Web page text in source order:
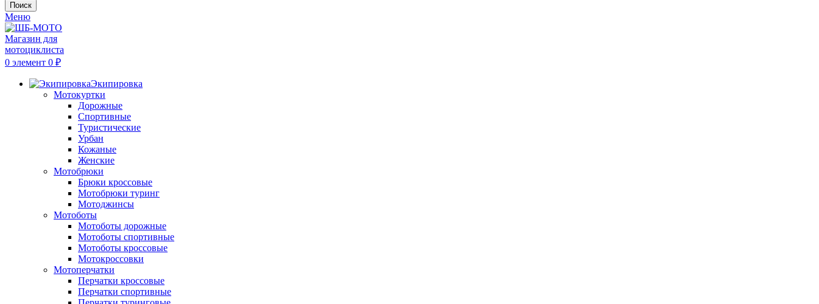
Поиск
Меню
0 элемент 0 ₽
Экипировка
Мотокуртки
Дорожные
Спортивные
Туристические
Урбан
Кожаные
Женские
Мотобрюки
Брюки кроссовые
Мотобрюки туринг
Мотоджинсы
Мотоботы
Мотоботы дорожные
Мотоботы спортивные
Мотоботы кроссовые
Мотокроссовки
Мотоперчатки
Перчатки кроссовые
Перчатки спортивные